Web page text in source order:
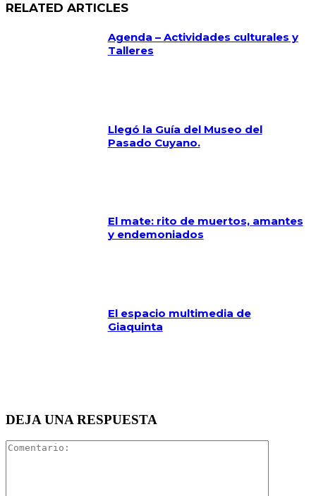
RELATED ARTICLES
Agenda – Actividades culturales y
Talleres
Llegó la Guía del Museo del
Pasado Cuyano.
El mate: rito de muertos, amantes
y endemoniados
El espacio multimedia de
Giaquinta
DEJA UNA RESPUESTA